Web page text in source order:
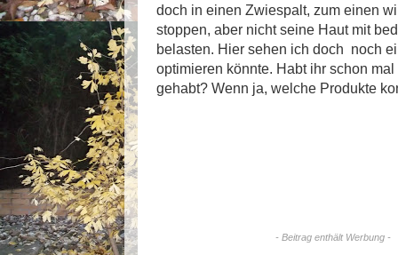
doch in einen Zwiespalt, zum einen
stoppen, aber nicht seine Haut mit
belasten. Hier sehen ich doch noch
optimieren könnte. Habt ihr schon
gehabt? Wenn ja, welche Produkte
- Beitrag enthält Werbung -